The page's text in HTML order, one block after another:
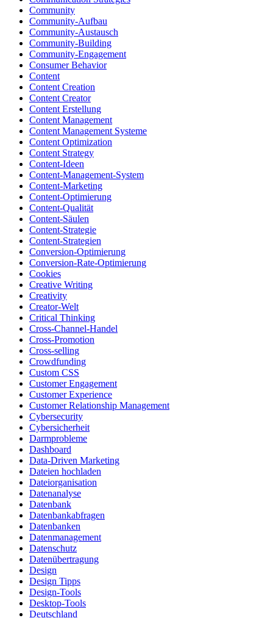
Community
Community-Aufbau
Community-Austausch
Community-Building
Community-Engagement
Consumer Behavior
Content
Content Creation
Content Creator
Content Erstellung
Content Management
Content Management Systeme
Content Optimization
Content Strategy
Content-Ideen
Content-Management-System
Content-Marketing
Content-Optimierung
Content-Qualität
Content-Säulen
Content-Strategie
Content-Strategien
Conversion-Optimierung
Conversion-Rate-Optimierung
Cookies
Creative Writing
Creativity
Creator-Welt
Critical Thinking
Cross-Channel-Handel
Cross-Promotion
Cross-selling
Crowdfunding
Custom CSS
Customer Engagement
Customer Experience
Customer Relationship Management
Cybersecurity
Cybersicherheit
Darmprobleme
Dashboard
Data-Driven Marketing
Dateien hochladen
Dateiorganisation
Datenanalyse
Datenbank
Datenbankabfragen
Datenbanken
Datenmanagement
Datenschutz
Datenübertragung
Design
Design Tipps
Design-Tools
Desktop-Tools
Deutschland